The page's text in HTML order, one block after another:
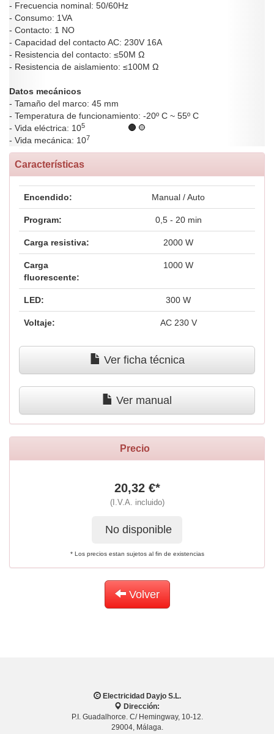
- Frecuencia nominal: 50/60Hz
- Consumo: 1VA
- Contacto: 1 NO
- Capacidad del contacto AC: 230V 16A
- Resistencia del contacto: ≤50M Ω
- Resistencia de aislamiento: ≤100M Ω
Datos mecánicos
- Tamaño del marco: 45 mm
- Temperatura de funcionamiento: -20º C ~ 55º C
- Vida eléctrica: 105
- Vida mecánica: 107
Características
Encendido: Manual / Auto
Program: 0,5 - 20 min
Carga resistiva: 2000 W
Carga
fluorescente:
1000 W
LED: 300 W
Voltaje: AC 230 V
Ver ficha técnica
Ver manual
Precio
20,32 €*
(I.V.A. incluido)
No disponible
* Los precios estan sujetos al fin de existencias
Volver
Electricidad Dayjo S.L.
Dirección:
P.I. Guadalhorce. C/ Hemingway, 10-12.
29004, Málaga.